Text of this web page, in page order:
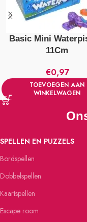
Basic Mini
11Cm
€0,97
TOEVOEGEN AAN
WINKELWAGEN
SPELLEN EN PUZZELS
Bordspellen
Dobbelspellen
Kaartspellen
Escape room